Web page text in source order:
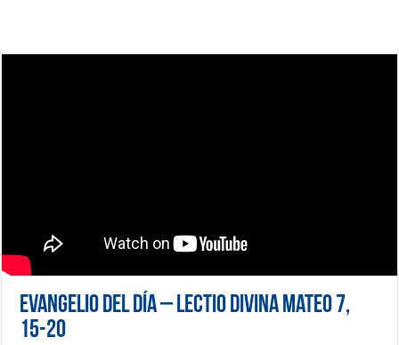
Evangelio del día – Lectio Divina Mateo 7,
15-20